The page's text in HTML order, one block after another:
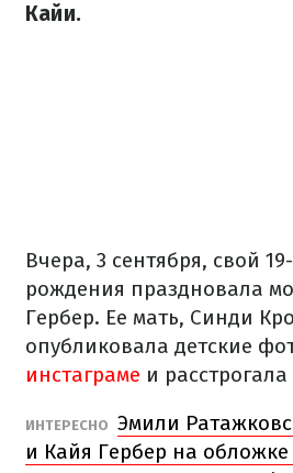
Кайи.
Вчера, 3 сентября, свой
рождения праздновала
Гербер. Ее мать, Синди
опубликовала детские
инстаграме и расстрогала
ИНТЕРЕСНО Эмили
и Кайя Гербер на обложке